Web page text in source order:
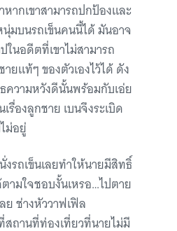
ากเขาสามารถปกป้องและ
มบนรถเข็นคนนี้ได้ มันอาจ
ในอดีตที่เขาไม่สามารถ
ยแท้ๆ ของตัวเองไว้ได้ ดัง
ความหวังดีนั้นพร้อมกับเอ่ย
รื่องลูกชาย เบนจึงระเบิด
ม่อยู่
งรถเข็นเลยทำให้นายมีสิทธิ์
ามใจชอบงั้นเหรอ…ไปตาย
ย ช่างหัววาฟเฟิล
านที่ท่องเที่ยวที่นายไม่มี